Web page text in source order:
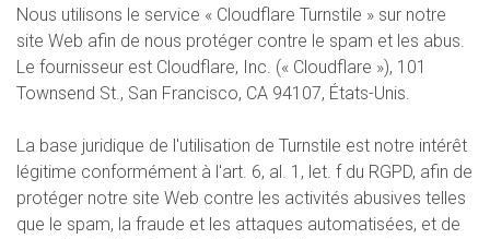
Nous utilisons le service « Cloudflare Turnstile » sur notre
site Web afin de nous protéger contre le spam et les abus.
Le fournisseur est Cloudflare, Inc. (« Cloudflare »), 101
Townsend St., San Francisco, CA 94107, États-Unis.
La base juridique de l'utilisation de Turnstile est notre intérêt
légitime conformément à l'art. 6, al. 1, let. f du RGPD, afin de
protéger notre site Web contre les activités abusives telles
que le spam, la fraude et les attaques automatisées, et de